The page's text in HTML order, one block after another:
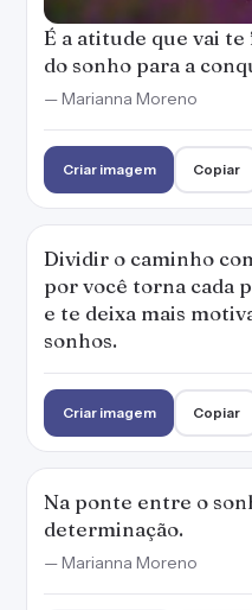
É a atitude que vai
do sonho para a
— Marianna Moreno
Criar imagem Copiar
Dividir o caminho
por você torna cada
e te deixa mais
sonhos.
Criar imagem Copiar
Na ponte entre o
determinação.
— Marianna Moreno